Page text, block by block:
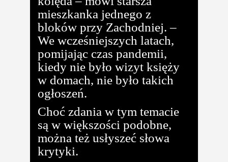
mieszkanka jednego z
bloków przy Zachodniej. –
We wcześniejszych latach,
pomijając czas pandemii,
kiedy nie było wizyt księży
w domach, nie było takich
ogłoszeń.
Choć zdania w tym temacie
są w większości podobne,
można też usłyszeć słowa
krytyki.